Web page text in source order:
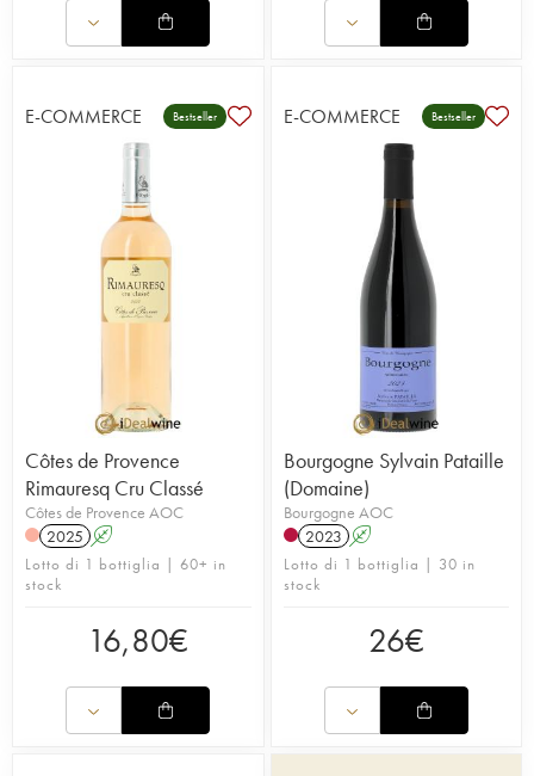
E-COMMERCE Bestseller
Côtes de Provence
Rimauresq Cru Classé
Côtes de Provence AOC
2025 A
Lotto di 1 bottiglia | 60+ in
stock
16,80€
E-COMMERCE Bestseller
Bourgogne Sylvain Pataille
(Domaine)
Bourgogne AOC
2023 A
Lotto di 1 bottiglia | 30 in
stock
26€